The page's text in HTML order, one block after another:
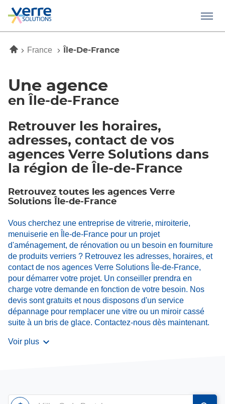
Menu
AccueilFrance Île-De-France
Une agence
en Île-de-France
Retrouver les horaires,
adresses, contact de vos
agences Verre Solutions dans
la région de Île-de-France
Retrouvez toutes les agences Verre
Solutions Île-de-France
Vous cherchez une entreprise de vitrerie, miroiterie,
menuiserie en Île-de-France pour un projet
d'aménagement, de rénovation ou un besoin en fourniture
de produits verriers ? Retrouvez les adresses, horaires, et
contact de nos agences Verre Solutions Île-de-France,
pour démarrer votre projet. Un conseiller prendra en
charge votre demande en fonction de votre besoin. Nos
devis sont gratuits et nous disposons d'un service
dépannage pour remplacer une vitre ou un miroir cassé
suite à un bris de glace. Contactez-nous dès maintenant.
Voir plus
Ville,